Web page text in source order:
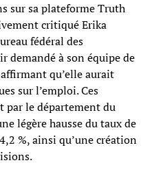
sur sa plateforme Truth
critiqué Erika
fédéral des
demandé à son équipe de
qu’elle aurait
sur l’emploi. Ces
par le département du
légère hausse du taux de
%, ainsi qu’une création